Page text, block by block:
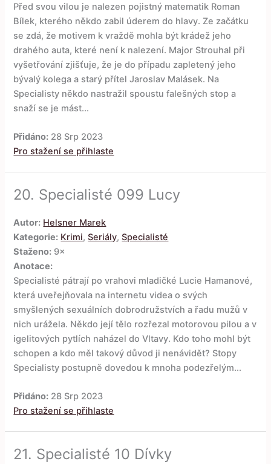
Před svou vilou je nalezen pojistný matematik Roman
Bílek, kterého někdo zabil úderem do hlavy. Ze začátku
se zdá, že motivem k vraždě mohla být krádež jeho
drahého auta, které není k nalezení. Major Strouhal při
vyšetřování zjišťuje, že je do případu zapletený jeho
bývalý kolega a starý přítel Jaroslav Malásek. Na
Specialisty někdo nastražil spoustu falešných stop a
snaží se je mást...
Přidáno: 28 Srp 2023
Pro stažení se přihlaste
20. Specialisté 099 Lucy
Autor: Helsner Marek
Kategorie: Krimi,Seriály,Specialisté
Staženo: 9×
Anotace:
Specialisté pátrají po vrahovi mladičké Lucie Hamanové,
která uveřejňovala na internetu videa o svých
smyšlených sexuálních dobrodružstvích a řadu mužů v
nich urážela. Někdo její tělo rozřezal motorovou pilou a v
igelitových pytlích naházel do Vltavy. Kdo toho mohl být
schopen a kdo měl takový důvod ji nenávidět? Stopy
Specialisty postupně dovedou k mnoha podezřelým...
Přidáno: 28 Srp 2023
Pro stažení se přihlaste
21. Specialisté 10 Dívky